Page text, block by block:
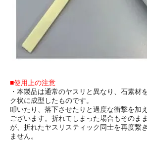
■使用上の注意
・本製品は通常のヤスリと異なり、石素材
ク状に成型したものです。
叩いたり、落下させたりと過度な衝撃を加
ございます。折れてしまった場合もそのま
が、折れたヤスリスティック同士を再度繋
ません。